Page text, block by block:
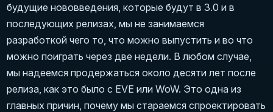
будущие нововведения, которые будут в 3.0 и в
последующих релизах, мы не занимаемся
разработкой чего то, что можно выпустить и во что
можно поиграть через две недели. В любом случае,
мы надеемся продержаться около десяти лет после
релиза, как это было с EVE или WoW. Это одна из
главных причин, почему мы стараемся спроектировать